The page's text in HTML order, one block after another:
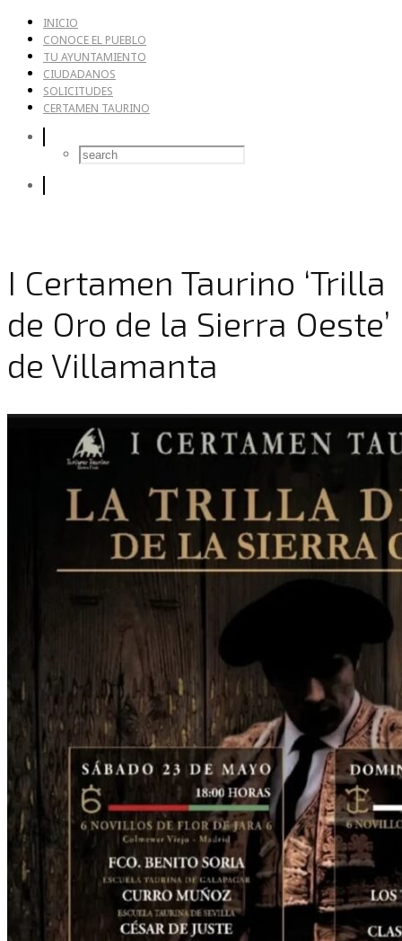
INICIO
CONOCE EL PUEBLO
TU AYUNTAMIENTO
CIUDADANOS
SOLICITUDES
CERTAMEN TAURINO
I Certamen Taurino ‘Trilla
de Oro de la Sierra Oeste’
de Villamanta